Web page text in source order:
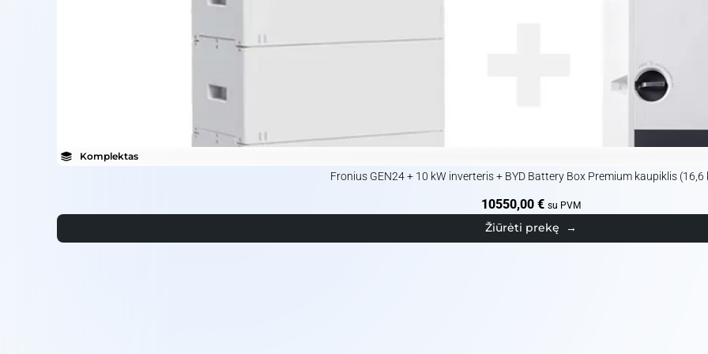
Komplektas
Fronius GEN24 + 10 kW inverteris + BYD Battery Box Premium kaupiklis (16,6
10550,00 € su PVM
Žiūrėti prekę →